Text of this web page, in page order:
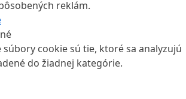
reklám.
cookie sú tie, ktoré sa analyzujú
do žiadnej kategórie.